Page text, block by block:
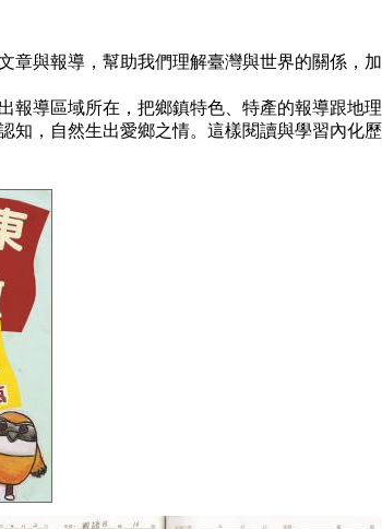
與報導，幫助我們理解臺灣與世界的關係，加
導區域所在，把鄉鎮特色、特產的報導跟地理
知，自然生出愛鄉之情。這樣閱讀與學習內化歷